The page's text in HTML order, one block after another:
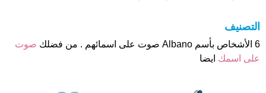
التصنيف
6 الأشخاص بأسم Albano صوت على اسمائهم . من فضلك
صوت
على اسمك ايضا